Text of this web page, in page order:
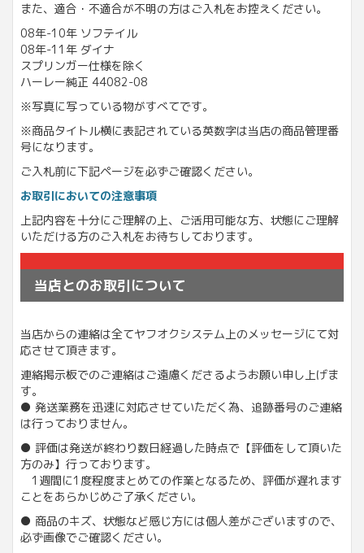
また、適合・不適合が不明の方はご入札をお控えください。
08年-10年 ソフテイル
08年-11年 ダイナ
スプリンガー仕様を除く
ハーレー純正 44082-08
※写真に写っている物がすべてです。
※商品タイトル横に表記されている英数字は当店の商品管理番
号になります。
ご入札前に下記ページを必ずご確認ください。
お取引においての注意事項
上記内容を十分にご理解の上、ご活用可能な方、状態にご理解
いただける方のご入札をお待ちしております。
当店とのお取引について
当店からの連絡は全てヤフオクシステム上のメッセージにて対
応させて頂きます。
連絡掲示板でのご連絡はご遠慮くださるようお願い申し上げま
す。
● 発送業務を迅速に対応させていただく為、追跡番号のご連絡
は行っておりません。
● 評価は発送が終わり数日経過した時点で【評価をして頂いた
方のみ】行っております。
1週間に1度程度まとめての作業となるため、評価が遅れます
ことをあらかじめご了承ください。
● 商品のキズ、状態など感じ方には個人差がございますので、
必ず画像でご確認ください。